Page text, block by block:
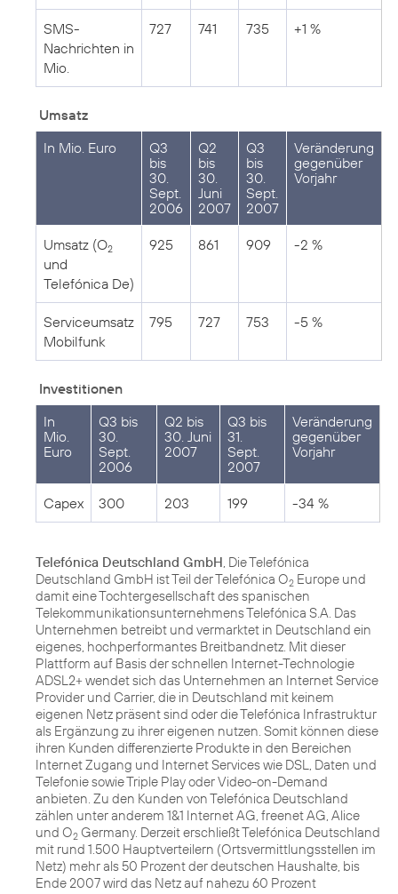
SMS-
Nachrichten in
Mio.
727 741 735 +1 %
Umsatz
In Mio. Euro
Q3
bis
30.
Sept.
2006
Q2
bis
30.
Juni
2007
Q3
bis
30.
Sept.
2007
Veränderung
gegenüber
Vorjahr
Umsatz (O2
und
Telefónica De)
925 861 909 -2 %
Serviceumsatz
Mobilfunk
795 727 753 -5 %
Investitionen
In
Mio.
Euro
Q3 bis
30.
Sept.
2006
Q2 bis
30. Juni
2007
Q3 bis
31.
Sept.
2007
Veränderung
gegenüber
Vorjahr
Capex 300 203 199 -34 %
Telefónica Deutschland GmbH, Die Telefónica
Deutschland GmbH ist Teil der Telefónica O2 Europe und
damit eine Tochtergesellschaft des spanischen
Telekommunikationsunternehmens Telefónica S.A. Das
Unternehmen betreibt und vermarktet in Deutschland ein
eigenes, hochperformantes Breitbandnetz. Mit dieser
Plattform auf Basis der schnellen Internet-Technologie
ADSL2+ wendet sich das Unternehmen an Internet Service
Provider und Carrier, die in Deutschland mit keinem
eigenen Netz präsent sind oder die Telefónica Infrastruktur
als Ergänzung zu ihrer eigenen nutzen. Somit können diese
ihren Kunden differenzierte Produkte in den Bereichen
Internet Zugang und Internet Services wie DSL, Daten und
Telefonie sowie Triple Play oder Video-on-Demand
anbieten. Zu den Kunden von Telefónica Deutschland
zählen unter anderem 1&1 Internet AG, freenet AG, Alice
und O2 Germany. Derzeit erschließt Telefónica Deutschland
mit rund 1.500 Hauptverteilern (Ortsvermittlungsstellen im
Netz) mehr als 50 Prozent der deutschen Haushalte, bis
Ende 2007 wird das Netz auf nahezu 60 Prozent